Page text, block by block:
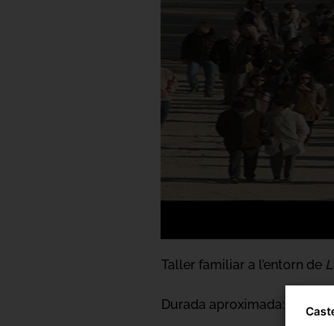
Taller familiar a l’entorn de
Durada aproximada: 1h 30'.